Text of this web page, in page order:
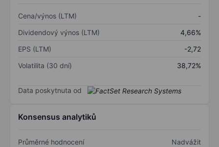
Cena/výnos (LTM)
-
Dividendový výnos (LTM)
4,66%
EPS (LTM)
-2,72
Volatilita (30 dní)
38,72%
Data poskytnuta od
Konsensus analytiků
Průměrné hodnocení Nadvážit